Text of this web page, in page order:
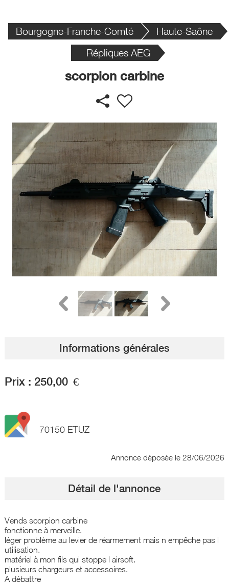
Bourgogne-Franche-Comté
Haute-Saône
Répliques AEG
scorpion carbine
Informations générales
Prix : 250,00 €
70150 ETUZ
Annonce déposée le 28/06/2026
Détail de l'annonce
Vends scorpion carbine
fonctionne à merveille.
léger problème au levier de réarmement mais n empêche pas l
utilisation.
matériel à mon fils qui stoppe l airsoft.
plusieurs chargeurs et accessoires.
A débattre